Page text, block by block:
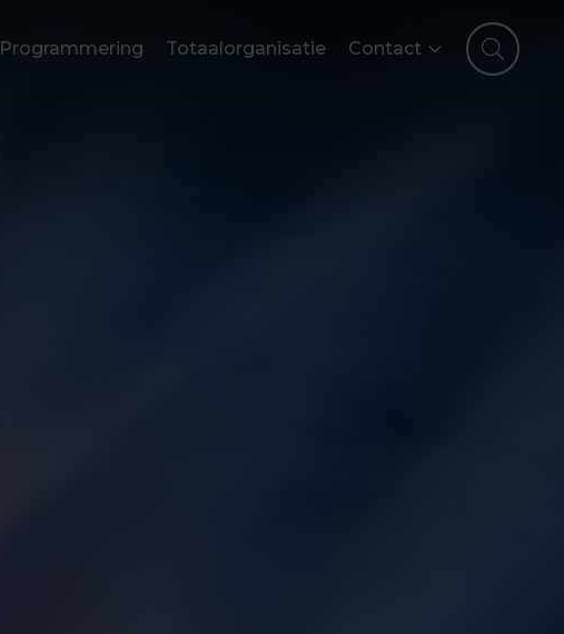
Programmering Totaalorganisatie Contact